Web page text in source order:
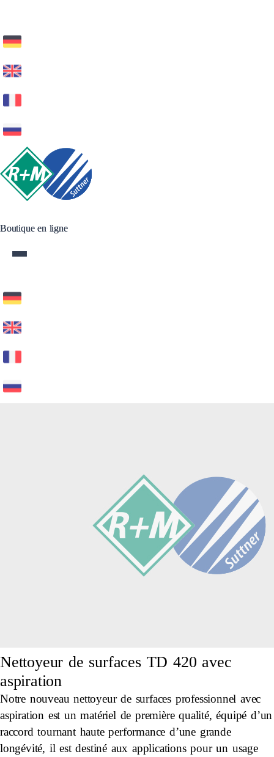
Boutique en ligne
Boutique en ligne
Nettoyeur de surfaces TD 420 avec
aspiration
Notre nouveau nettoyeur de surfaces professionnel avec
aspiration est un matériel de première qualité, équipé d’un
raccord tournant haute performance d’une grande
longévité, il est destiné aux applications pour un usage